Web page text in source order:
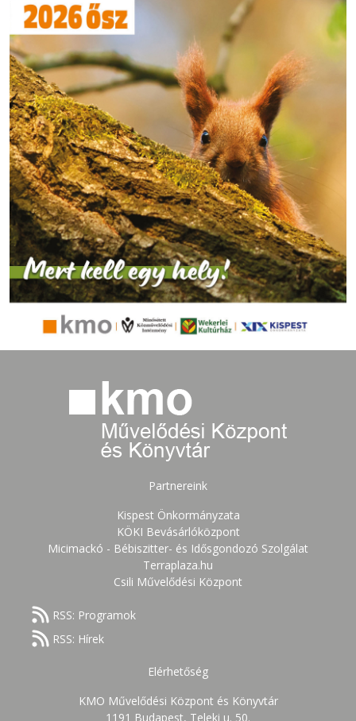
Partnereink
Kispest Önkormányzata
KÖKI Bevásárlóközpont
Micimackó - Bébiszitter- és Idősgondozó Szolgálat
Terraplaza.hu
Csili Művelődési Központ
RSS: Programok
RSS: Hírek
Elérhetőség
KMO Művelődési Központ és Könyvtár
1191 Budapest, Teleki u. 50.